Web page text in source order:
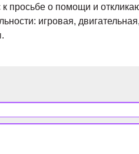
просьбе о помощи и
игровая,